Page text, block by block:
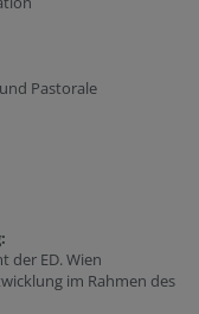
Pastorale
der ED. Wien
im Rahmen des